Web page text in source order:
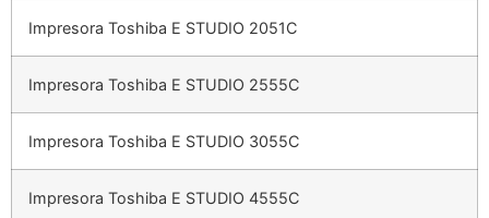
Impresora Toshiba E STUDIO 2051C
Impresora Toshiba E STUDIO 2555C
Impresora Toshiba E STUDIO 3055C
Impresora Toshiba E STUDIO 4555C